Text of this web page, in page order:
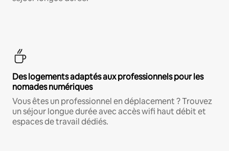
Des logements adaptés aux professionnels pour les
nomades numériques
Vous êtes un professionnel en déplacement ? Trouvez
un séjour longue durée avec accès wifi haut débit et
espaces de travail dédiés.